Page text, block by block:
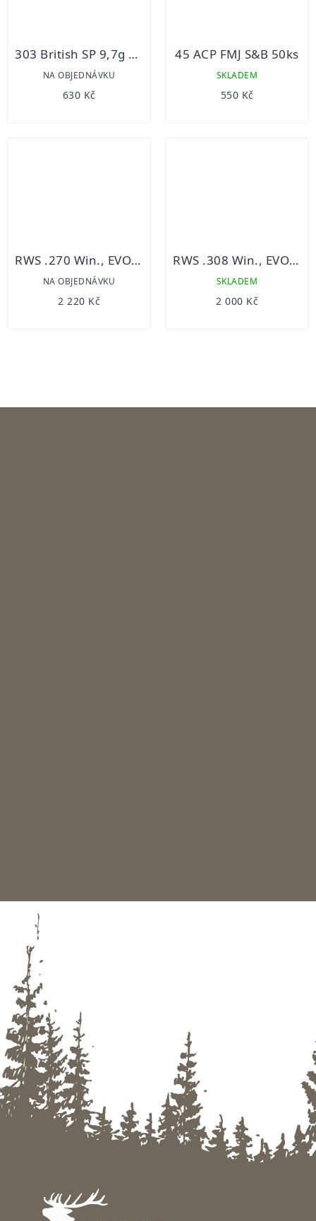
303 British SP 9,7g S&B 20ks
NA OBJEDNÁVKU
630 Kč
45 ACP FMJ S&B 50ks
SKLADEM
550 Kč
RWS .270 Win., EVO 10 g/20 ks
NA OBJEDNÁVKU
2 220 Kč
RWS .308 Win., EVO 11,9 g/20 ks
SKLADEM
2 000 Kč
Zápatí